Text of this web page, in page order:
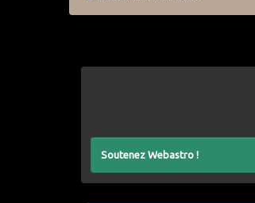
Soutenez Webastro !